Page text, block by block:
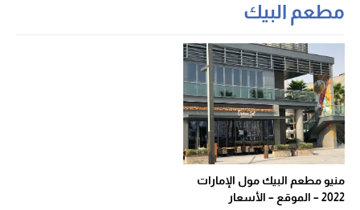
مطعم البيك
منيو مطعم البيك مول الإمارات
2022 – الموقع – الأسعار